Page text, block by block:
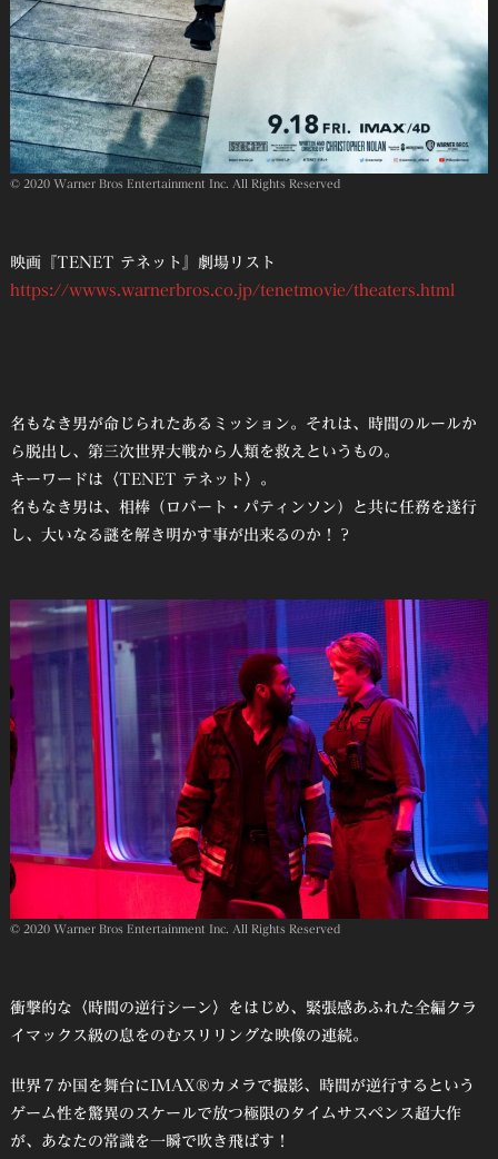
© 2020 Warner Bros Entertainment Inc. All Rights Reserved
映画『TENET テネット』劇場リスト
https://wwws.warnerbros.co.jp/tenetmovie/theaters.html
名もなき男が命じられたあるミッション。それは、時間のルールか
ら脱出し、第三次世界大戦から人類を救えというもの。
キーワードは〈TENET テネット〉。
名もなき男は、相棒（ロバート・パティンソン）と共に任務を遂行
し、大いなる謎を解き明かす事が出来るのか！？
© 2020 Warner Bros Entertainment Inc. All Rights Reserved
衝撃的な〈時間の逆行シーン〉をはじめ、緊張感あふれた全編クラ
イマックス級の息をのむスリリングな映像の連続。
世界７か国を舞台にIMAX®カメラで撮影、時間が逆行するという
ゲーム性を驚異のスケールで放つ極限のタイムサスペンス超大作
が、あなたの常識を一瞬で吹き飛ばす！